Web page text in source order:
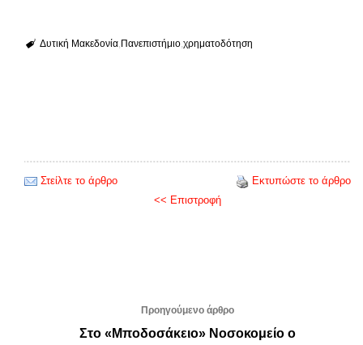
Δυτική Μακεδονία Πανεπιστήμιο χρηματοδότηση
Στείλτε το άρθρο
Εκτυπώστε το άρθρο
<< Επιστροφή
Προηγούμενο άρθρο
Στο «Μποδοσάκειo» Νοσοκομείο ο